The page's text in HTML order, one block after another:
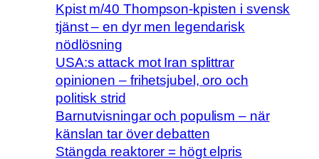
Kpist m/40 Thompson-kpisten i svensk
tjänst – en dyr men legendarisk
nödlösning
USA:s attack mot Iran splittrar
opinionen – frihetsjubel, oro och
politisk strid
Barnutvisningar och populism – när
känslan tar över debatten
Stängda reaktorer = högt elpris